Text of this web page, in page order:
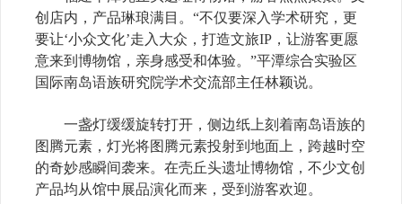
创店内，产品琳琅满目。“不仅要深入学术研究，更
要让‘小众文化’走入大众，打造文旅IP，让游客更愿
意来到博物馆，亲身感受和体验。”平潭综合实验区
国际南岛语族研究院学术交流部主任林颖说。
一盏灯缓缓旋转打开，侧边纸上刻着南岛语族的
图腾元素，灯光将图腾元素投射到地面上，跨越时空
的奇妙感瞬间袭来。在壳丘头遗址博物馆，不少文创
产品均从馆中展品演化而来，受到游客欢迎。